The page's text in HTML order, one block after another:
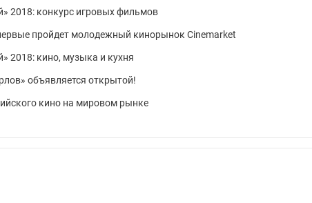
2018: конкурс игровых фильмов
пройдет молодежный кинорынок Cinemarket
2018: кино, музыка и кухня
объявляется открытой!
кино на мировом рынке